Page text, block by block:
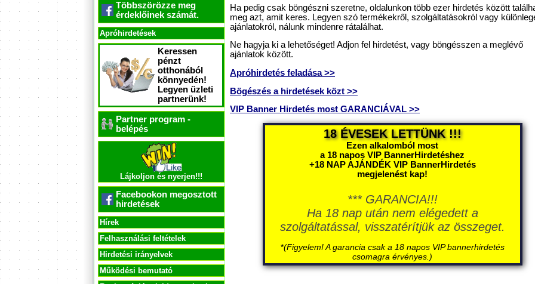
Többszörözze meg
érdeklőinek számát.
Apróhirdetések
Keressen
pénzt
otthonából
könnyedén!
Legyen üzleti
partnerünk!
Partner program -
belépés
Lájkoljon és nyerjen!!!
Facebookon megosztott
hirdetések
Hírek
Felhasználási feltételek
Hirdetési irányelvek
Működési bemutató
Ha pedig csak böngészni szeretne, oldalunkon több ezer hirdetés között
meg azt, amit keres. Legyen szó termékekről, szolgáltatásokról vagy
ajánlatokról, nálunk mindenre rátalálhat.
Ne hagyja ki a lehetőséget! Adjon fel hirdetést, vagy böngésszen a meglévő
ajánlatok között.
Apróhirdetés feladása >>
Bögészés a hirdetések közt >>
VIP Banner Hirdetés most GARANCIÁVAL >>
18 ÉVESEK LETTÜNK !!!
Ezen alkalomból most
a 18 napos VIP BannerHirdetéshez
+18 NAP AJÁNDÉK VIP BannerHirdetés
megjelenést kap!
*** GARANCIA!!!
Ha 18 nap után nem elégedett a
szolgáltatással, visszatérítjük az összeget.
*(Figyelem! A garancia csak a 18 napos VIP bannerhirdetés
csomagra érvényes.)